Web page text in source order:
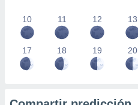
10 11 12 13
17 18 19 20